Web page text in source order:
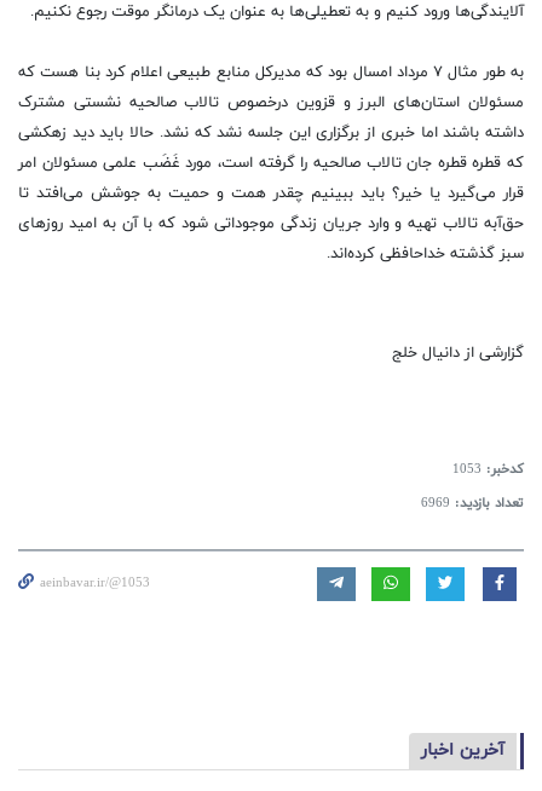
آلایندگی‌ها ورود کنیم و به تعطیلی‌ها به عنوان یک درمانگر موقت رجوع نکنیم.
به طور مثال ۷ مرداد امسال بود که مدیرکل منابع طبیعی اعلام کرد بنا هست که
مسئولان استان‌های البرز و قزوین درخصوص تالاب صالحیه نشستی مشترک
داشته باشند اما خبری از برگزاری این جلسه نشد که نشد. حالا باید دید زهکشی
که قطره قطره جان تالاب صالحیه را گرفته است، مورد غَضَب علمی مسئولان امر
قرار می‌گیرد یا خیر؟ باید ببینیم چقدر همت و حمیت به جوشش می‌افتد تا
حق‌آبه تالاب تهیه و وارد جریان زندگی موجوداتی شود که با آن به امید روزهای
سبز گذشته خداحافظی کرده‌اند.
گزارشی از دانیال خلج
کدخبر: 1053
تعداد بازدید: 6969
aeinbavar.ir/@1053
آخرین اخبار